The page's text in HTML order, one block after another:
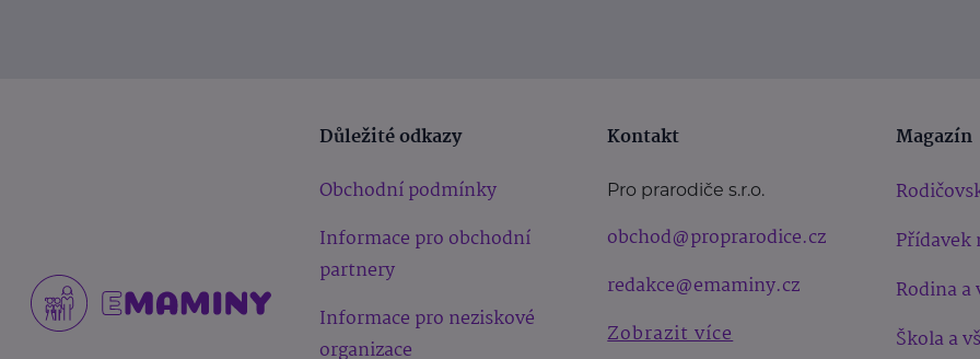
Důležité odkazy
Obchodní podmínky
Informace pro obchodní
partnery
Informace pro neziskové
organizace
Kontakt
Pro prarodiče s.r.o.
obchod@proprarodice.cz
redakce@emaminy.cz
Zobrazit více
Magazín
Přídavek
Rodina a
Škola a